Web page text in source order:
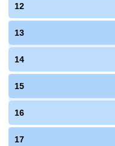
12
13
14
15
16
17